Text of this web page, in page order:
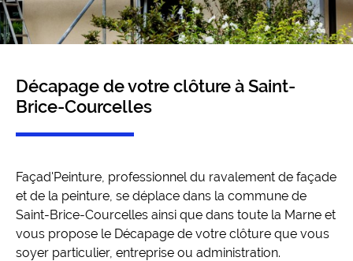
Décapage de votre clôture à Saint-
Brice-Courcelles
Façad'Peinture, professionnel du ravalement de façade
et de la peinture, se déplace dans la commune de
Saint-Brice-Courcelles ainsi que dans toute la Marne et
vous propose le Décapage de votre clôture que vous
soyer particulier, entreprise ou administration.